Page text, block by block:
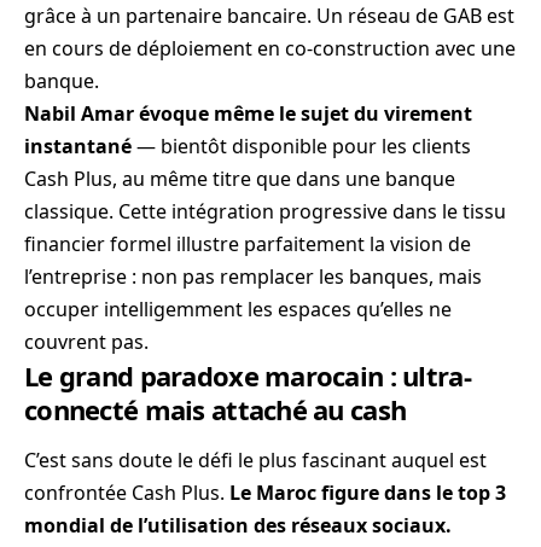
grâce à un partenaire bancaire. Un réseau de GAB est
en cours de déploiement en co-construction avec une
banque.
Nabil Amar évoque même le sujet du virement
instantané— bientôt disponible pour les clients
Cash Plus, au même titre que dans une banque
classique. Cette intégration progressive dans le tissu
financier formel illustre parfaitement la vision de
l’entreprise : non pas remplacer les banques, mais
occuper intelligemment les espaces qu’elles ne
couvrent pas.
Le grand paradoxe marocain : ultra-
connecté mais attaché au cash
C’est sans doute le défi le plus fascinant auquel est
confrontée Cash Plus. Le Maroc figure dans le top 3
mondial de l’utilisation des réseaux sociaux.